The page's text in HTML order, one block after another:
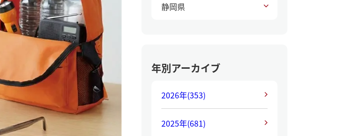
静岡県
年別アーカイブ
2026年(353)
2025年(681)